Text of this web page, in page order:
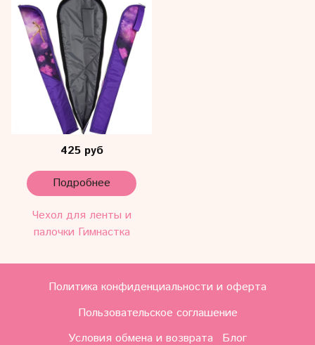
425 руб
Подробнее
Чехол для ленты и
палочки Гимнастка
Политика конфиденциальности и оферта
Пользовательское соглашение
Условия обмена и возврата
Блог